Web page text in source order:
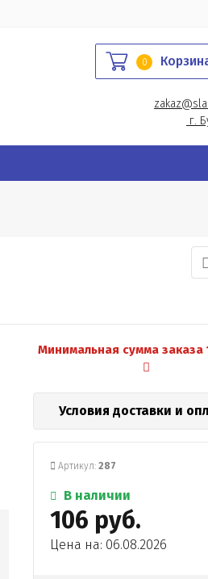
0
г.
Минимальная сумма заказа
Условия доставки и
Артикул: 287
В наличии
106 руб.
Цена на: 06.08.2026